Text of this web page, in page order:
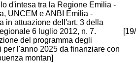
d'intesa tra la Regione Emilia -
UNCEM e ANBI Emilia -
in attuazione dell'art. 3 della
6 luglio 2012, n. 7.
del programma degli
per l'anno 2025 da finanziare con
montan]